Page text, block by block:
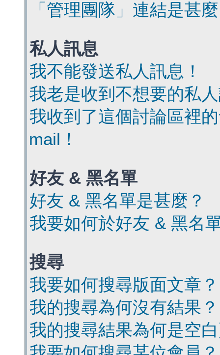
「管理團隊」連結是甚
私人訊息
我不能發送私人訊息！
我老是收到不想要的私
我收到了這個討論區裡
mail！
好友 & 黑名單
好友 & 黑名單是甚麼？
我要如何於好友 & 黑名
搜尋
我要如何搜尋版面文章？
我的搜尋為何沒有結果？
我的搜尋結果為何是空